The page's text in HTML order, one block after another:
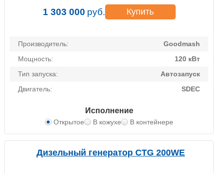
Производитель:
Goodmash
Мощность:
120 кВт
Тип запуска:
Автозапуск
Двигатель:
SDEC
Исполнение
Открытое В кожухе В контейнере
1 303 000 руб. Купить
Дизельный генератор CTG 200WE